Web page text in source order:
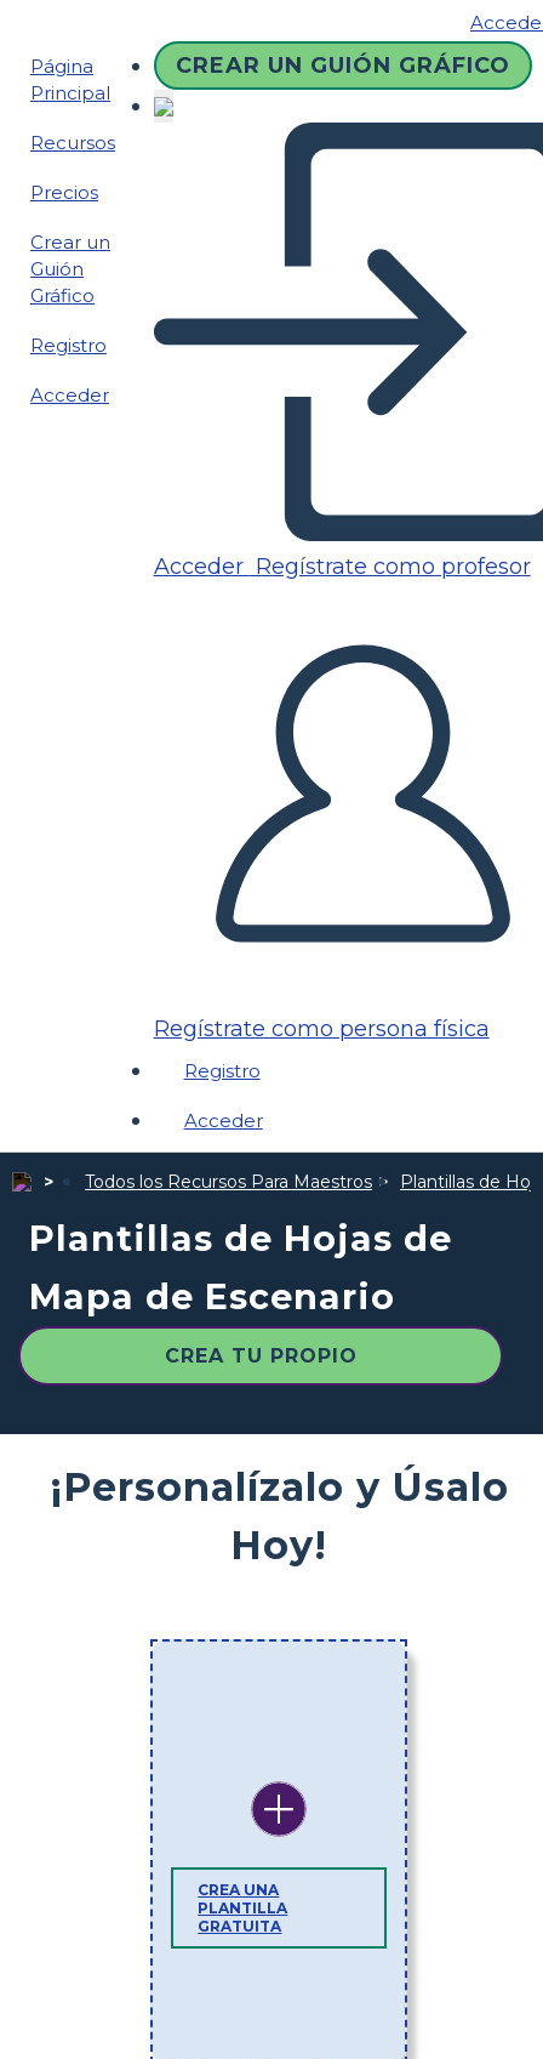
Página
Principal
Recursos
Precios
Crear un
Guión
Gráfico
Registro
Acceder
CREAR UN GUIÓN GRÁFICO
Acceder Regístrate como profesor
Regístrate como persona física
Registro
Acceder
Todos los Recursos Para Maestros Plantillas de
Plantillas de Hojas de
Mapa de Escenario
CREA TU PROPIO
¡Personalízalo y Úsalo
Hoy!
CREA UNA
PLANTILLA
GRATUITA